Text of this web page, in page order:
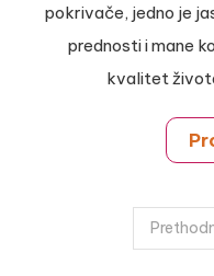
pokrivače, jedno je
prednosti i mane
kvalitet
Paginacija